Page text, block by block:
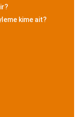
kime ait?